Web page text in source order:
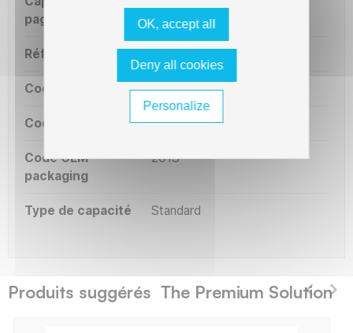
pages
Référence OEM MLT-D201S
Code court ST201S
Code série ST201
Code OEM
packaging
201S
Type de capacité Standard
Produits suggérés The Premium Solution
OK, accept all
Deny all cookies
Personalize